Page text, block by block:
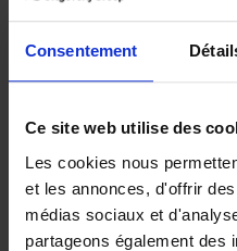
Consentement
Ce site web utilise des
Les cookies nous
et les annonces, d'offrir
médias sociaux et
partageons également des
Jochen